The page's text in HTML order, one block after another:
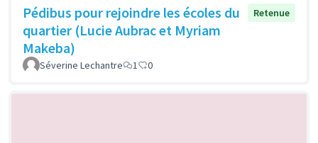
Pédibus pour rejoindre les écoles du
quartier (Lucie Aubrac et Myriam
Makeba)
Retenue
Séverine Lechantre 1 0